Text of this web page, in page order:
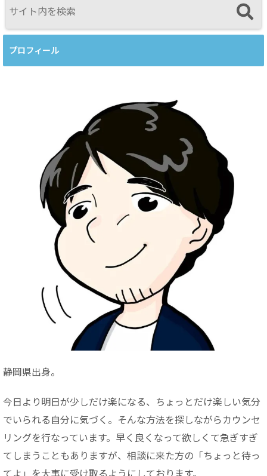
プロフィール
静岡県出身。
今日より明日が少しだけ楽になる、ちょっとだけ楽しい気分
でいられる自分に気づく。そんな方法を探しながらカウンセ
リングを行なっています。早く良くなって欲しくて急ぎすぎ
てしまうこともありますが、相談に来た方の「ちょっと待っ
てよ」を大事に受け取るようにしております。